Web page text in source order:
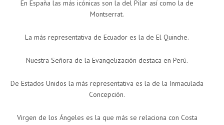
En España las más icónicas son la del Pilar así como la de
Montserrat.
La más representativa de Ecuador es la de El Quinche.
Nuestra Señora de la Evangelización destaca en Perú.
De Estados Unidos la más representativa es la de la Inmaculada
Concepción.
Virgen de los Ángeles es la que más se relaciona con Costa